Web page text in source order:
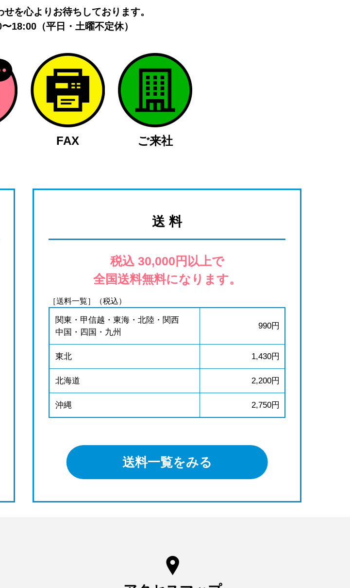
せを心よりお待ちしております。
18:00（平日・土曜不定休）
FAX ご来社
送 料
税込 30,000円以上で
全国送料無料になります。
［送料一覧］（税込）
関東・甲信越・東海・北陸・関西
中国・四国・九州
990円
東北 1,430円
北海道 2,200円
沖縄 2,750円
送料一覧をみる